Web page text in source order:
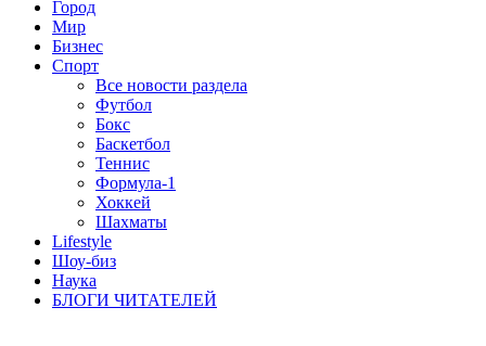
Город
Мир
Бизнес
Спорт
Все новости раздела
Футбол
Бокс
Баскетбол
Теннис
Формула-1
Хоккей
Шахматы
Lifestyle
Шоу-биз
Наука
БЛОГИ ЧИТАТЕЛЕЙ